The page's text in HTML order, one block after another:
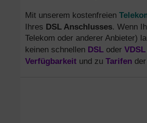
Mit unserem kostenfreien
Ihres DSL Anschlusses. Wenn
Telekom oder anderer Anbieter)
keinen schnellen DSL oder VDSL
Verfügbarkeit und zu Tarifen